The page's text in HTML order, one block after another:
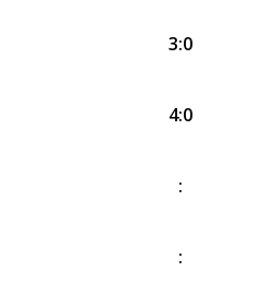
3:0
4:0
:
: